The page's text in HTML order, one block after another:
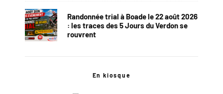
Randonnée trial à Boade le 22 août 2026
: les traces des 5 Jours du Verdon se
rouvrent
En kiosque